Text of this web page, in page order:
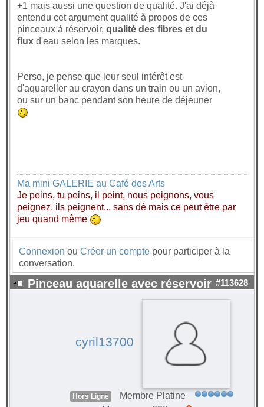
+1 mais aussi une question de qualité. J'ai déjà
entendu cet argument qualité à propos de ces
pinceaux à réservoir, qualité des fibres et du
flux d'eau selon les marques.
Perso, je pense que leur seul intérêt est
d'aquareller au crayon dans un train ou un avion,
ou sur un banc pendant son heure de déjeuner
Ma mini GALERIE au Café des Arts
Je peins, tu peins, il peint, nous peignons, vous
peignez, ils peignent... sans dé mais ce peut être par
jeu quand même
Connexion ou Créer un compte pour participer à la
conversation.
Pinceau aquarelle avec réservoir #113628
cyril13700
Hors Ligne
Membre Platine